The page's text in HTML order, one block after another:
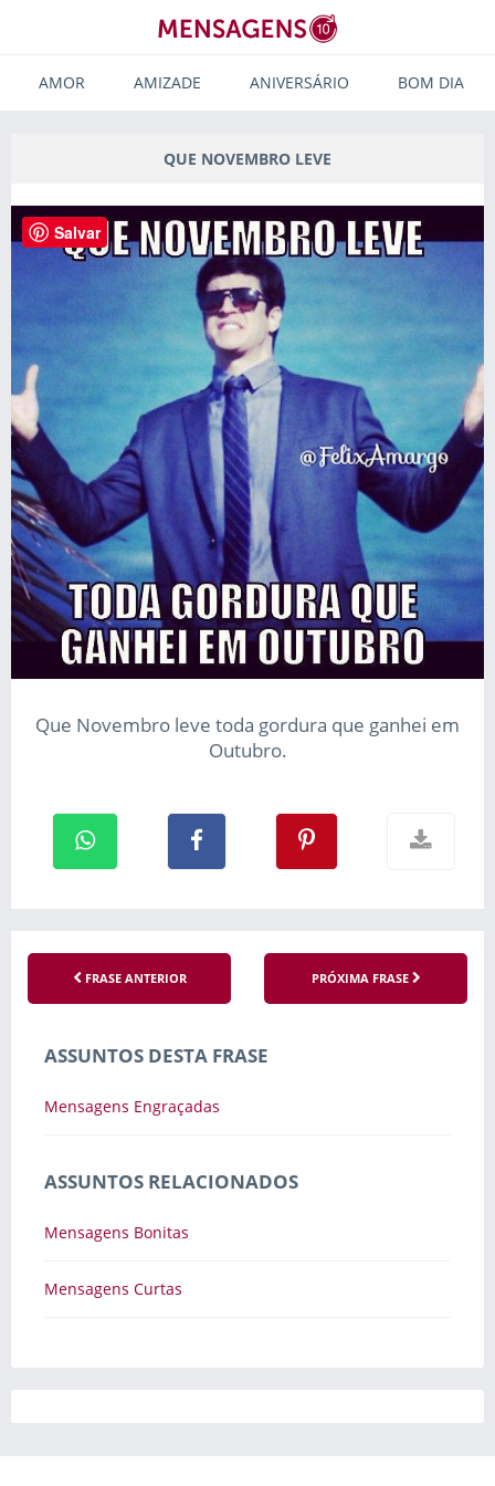
AMOR AMIZADE ANIVERSÁRIO BOM DIA
QUE NOVEMBRO LEVE
Que Novembro leve toda gordura que ganhei em
Outubro.
FRASE ANTERIOR PRÓXIMA FRASE
ASSUNTOS DESTA FRASE
Mensagens Engraçadas
ASSUNTOS RELACIONADOS
Mensagens Bonitas
Mensagens Curtas
Salvar